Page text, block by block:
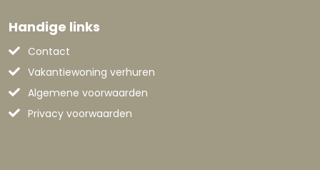
Handige links
Contact
Vakantiewoning verhuren
Algemene voorwaarden
Privacy voorwaarden